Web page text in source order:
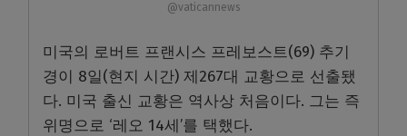
@vaticannews
미국의 로버트 프랜시스 프레보스트(69) 추기
경이 8일(현지 시간) 제267대 교황으로 선출됐
다. 미국 출신 교황은 역사상 처음이다. 그는 즉
위명으로 ‘레오 14세’를 택했다.